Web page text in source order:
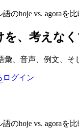
のhoje vs. agoraを
を、考えな
彙、音声、例文、
ログイン
のhoje vs. agoraを